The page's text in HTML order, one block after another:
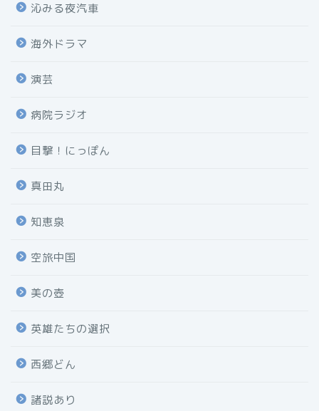
沁みる夜汽車
海外ドラマ
演芸
病院ラジオ
目撃！にっぽん
真田丸
知恵泉
空旅中国
美の壺
英雄たちの選択
西郷どん
諸説あり